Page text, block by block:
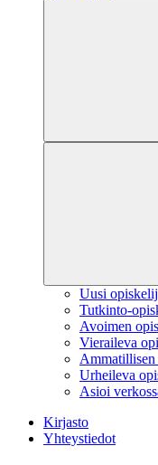
Uusi
Tutkinto-
Avoimen
Vieraileva
Urheileva
Asioi
Kirjasto
Yhteystiedot